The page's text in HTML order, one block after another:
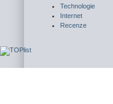
Technologie
Internet
Recenze